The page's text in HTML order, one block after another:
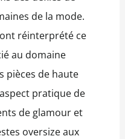
de la mode.
réinterprété ce
au domaine
pièces de haute
pratique de
de glamour et
oversize aux